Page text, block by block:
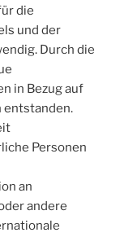
die
und der
Durch die
in Bezug auf
entstanden.
Personen
an
andere